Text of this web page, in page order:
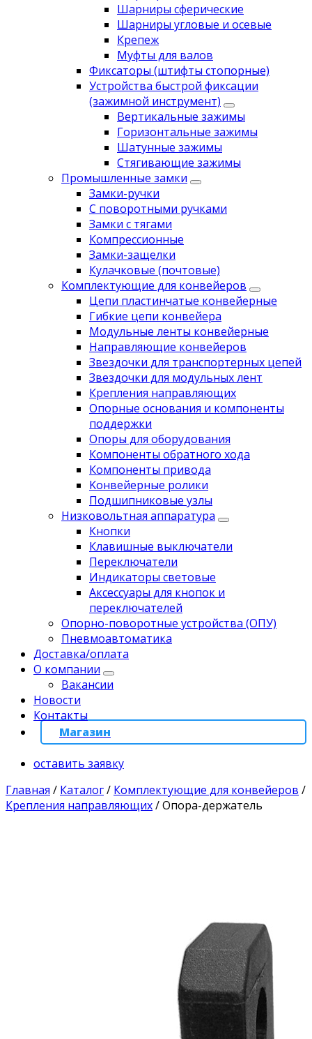
Шарниры сферические
Шарниры угловые и осевые
Крепеж
Муфты для валов
Фиксаторы (штифты стопорные)
Устройства быстрой фиксации
(зажимной инструмент)
Вертикальные зажимы
Горизонтальные зажимы
Шатунные зажимы
Стягивающие зажимы
Промышленные замки
Замки-ручки
С поворотными ручками
Замки с тягами
Компрессионные
Замки-защелки
Кулачковые (почтовые)
Комплектующие для конвейеров
Цепи пластинчатые конвейерные
Гибкие цепи конвейера
Модульные ленты конвейерные
Направляющие конвейеров
Звездочки для транспортерных цепей
Звездочки для модульных лент
Крепления направляющих
Опорные основания и компоненты
поддержки
Опоры для оборудования
Компоненты обратного хода
Компоненты привода
Koнвейерныe pолики
Подшипниковые узлы
Низковольтная аппаратура
Кнопки
Клавишные выключатели
Переключатели
Индикаторы световые
Аксессуары для кнопок и
переключателей
Опорно-поворотные устройства (ОПУ)
Пневмоавтоматика
Доставка/оплата
О компании
Вакансии
Новости
Контакты
Магазин
оставить заявку
Главная / Каталог/ Комплектующие для конвейеров /
Крепления направляющих/Опора-держатель